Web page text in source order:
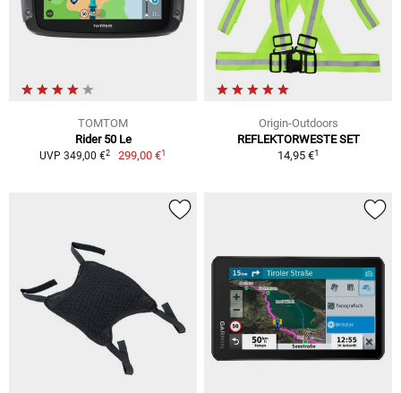
TOMTOM
Rider 50 Le
UVP 349,00 €2 299,00 €1
Origin-Outdoors
REFLEKTORWESTE SET
14,95 €1